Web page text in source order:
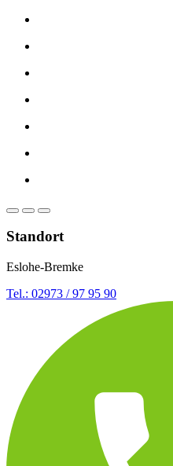
Standort
Eslohe-Bremke
Tel.: 02973 / 97 95 90